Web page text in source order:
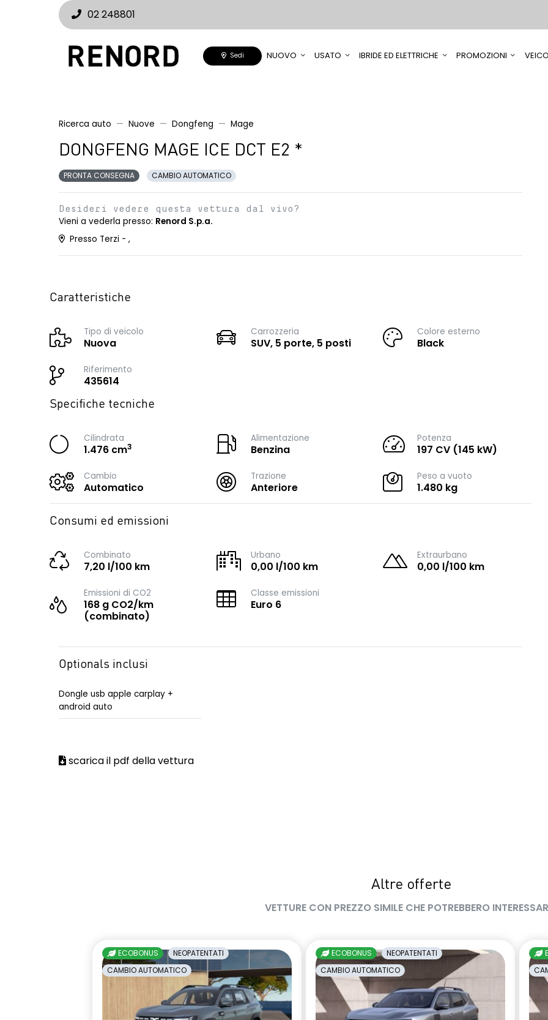
02 248801
Sedi NUOVO USATO IBRIDE ED ELETTRICHE PROMOZIONI
Ricerca auto Nuove Dongfeng Mage
DONGFENG MAGE ICE DCT E2 *
PRONTA CONSEGNA CAMBIO AUTOMATICO
Desideri vedere questa vettura dal vivo?
Vieni a vederla presso: Renord S.p.a.
Presso Terzi - ,
Caratteristiche
Tipo di veicolo
Nuova
Carrozzeria
SUV, 5 porte, 5 posti
Colore esterno
Black
Riferimento
435614
Specifiche tecniche
Cilindrata
1.476 cm3
Alimentazione
Benzina
Potenza
197 CV (145 kW)
Cambio
Automatico
Trazione
Anteriore
Peso a vuoto
1.480 kg
Consumi ed emissioni
Combinato
7,20 l/100 km
Urbano
0,00 l/100 km
Extraurbano
0,00 l/100 km
Emissioni di CO2
168 g CO2/km
(combinato)
Classe emissioni
Euro 6
Optionals inclusi
Dongle usb apple carplay +
android auto
scarica il pdf della vettura
Altre offerte
VETTURE CON PREZZO SIMILE CHE POTREBBERO
ECOBONUS
NEOPATENTATI
CAMBIO AUTOMATICO
ECOBONUS
NEOPATENTATI
CAMBIO AUTOMATICO